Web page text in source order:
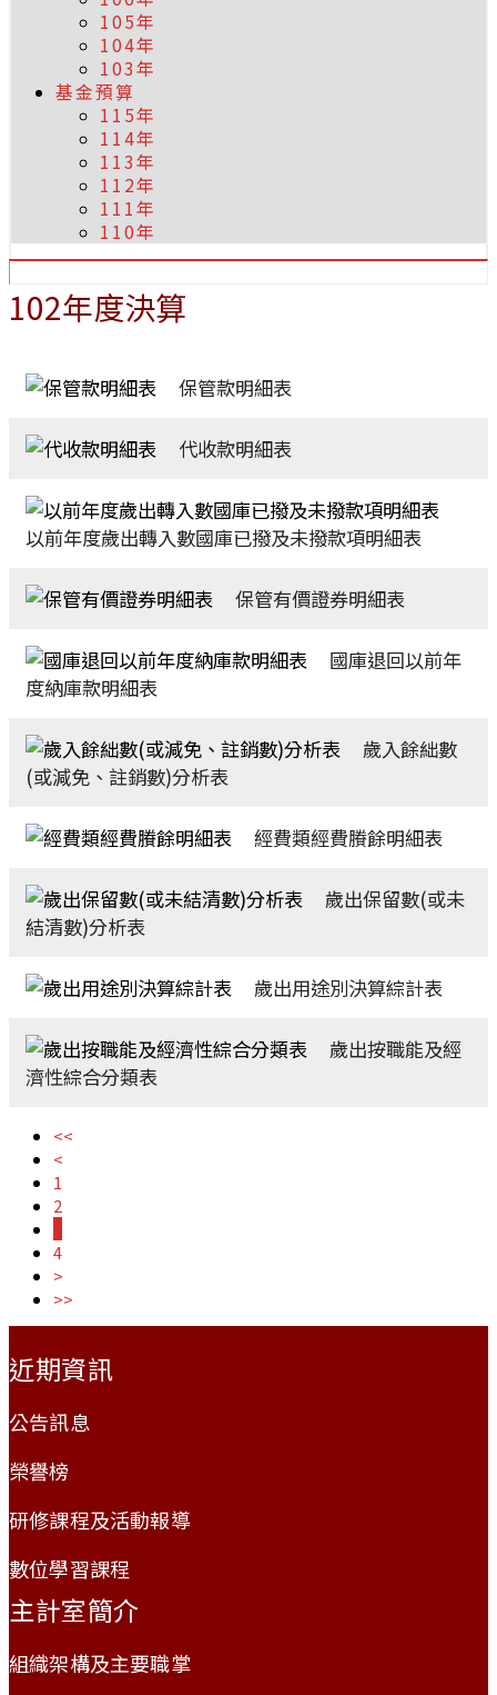
105年
104年
103年
基金預算
115年
114年
113年
112年
111年
110年
102年度決算
保管款明細表
代收款明細表
以前年度歲出轉入數國庫已撥及未撥款項明細表
保管有價證券明細表
國庫退回以前年
度納庫款明細表
歲入餘絀數
(或減免、註銷數)分析表
經費類經費賸餘明細表
歲出保留數(或未
結清數)分析表
歲出用途別決算綜計表
歲出按職能及經
濟性綜合分類表
<<
<
1
2
4
>
>>
近期資訊
公告訊息
榮譽榜
研修課程及活動報導
數位學習課程
主計室簡介
組織架構及主要職掌